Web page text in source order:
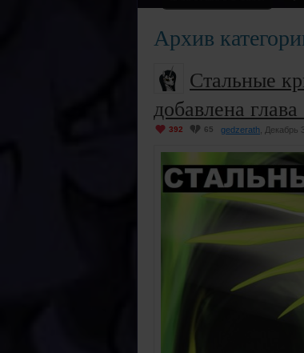
Архив
Стальные
добавлена
392 65 gedzerath , Декабрь